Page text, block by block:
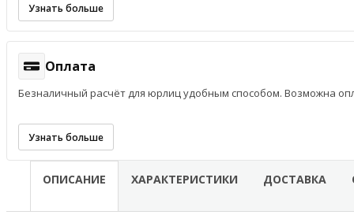
Узнать больше
Оплата
Безналичный расчёт для юрлиц удобным способом. Возможна
Узнать больше
ОПИСАНИЕ ХАРАКТЕРИСТИКИ ДОСТАВКА